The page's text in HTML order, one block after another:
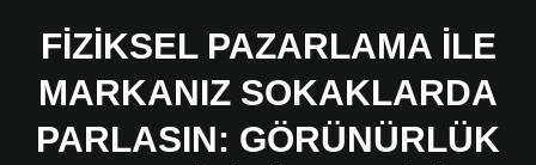
FIZIKSEL PAZARLAMA ILE
MARKANIZ SOKAKLARDA
PARLASIN: GÖRÜNÜRLÜK